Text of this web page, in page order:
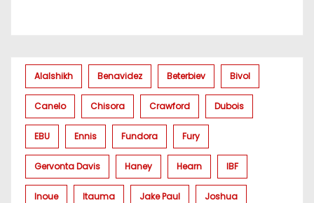
Alalshikh Benavidez Beterbiev Bivol
Canelo Chisora Crawford Dubois
EBU Ennis Fundora Fury
Gervonta Davis Haney Hearn IBF
Inoue Itauma Jake Paul Joshua